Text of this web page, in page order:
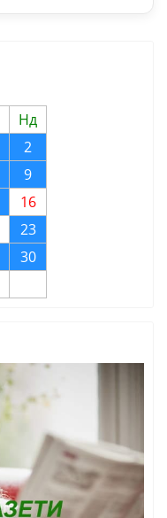
Нд
2
9
16
23
30